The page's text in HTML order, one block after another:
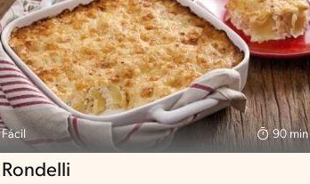
Fácil 90 min
Rondelli